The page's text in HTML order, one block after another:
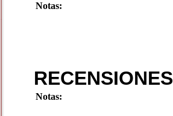
Notas:
RECENSIONES
Notas: